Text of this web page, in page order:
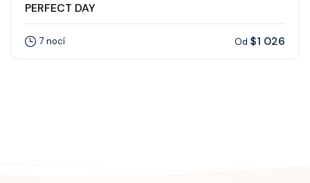
PERFECT DAY
7 nocí Od $1 026